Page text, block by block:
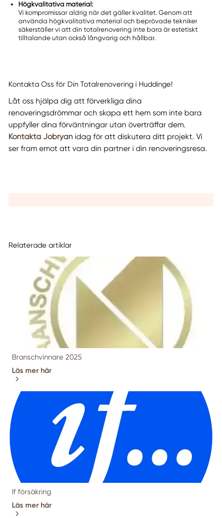
Högkvalitativa material:
Vi kompromissar aldrig när det gäller kvalitet. Genom att
använda högkvalitativa material och beprövade tekniker
säkerställer vi att din totalrenovering inte bara är estetiskt
tilltalande utan också långvarig och hållbar.
Kontakta Oss för Din Totalrenovering i Huddinge!
Låt oss hjälpa dig att förverkliga dina
renoveringsdrömmar och skapa ett hem som inte bara
uppfyller dina förväntningar utan överträffar dem.
Kontakta Jobryanidag för att diskutera ditt projekt. Vi
ser fram emot att vara din partner i din renoveringsresa.
Relaterade artiklar
Branschvinnare 2025
Läs mer här
If försäkring
Läs mer här